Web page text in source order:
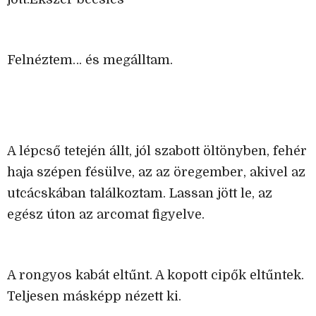
Felnéztem… és megálltam.
A lépcső tetején állt, jól szabott öltönyben, fehér
haja szépen fésülve, az az öregember, akivel az
utcácskában találkoztam. Lassan jött le, az
egész úton az arcomat figyelve.
A rongyos kabát eltűnt. A kopott cipők eltűntek.
Teljesen másképp nézett ki.